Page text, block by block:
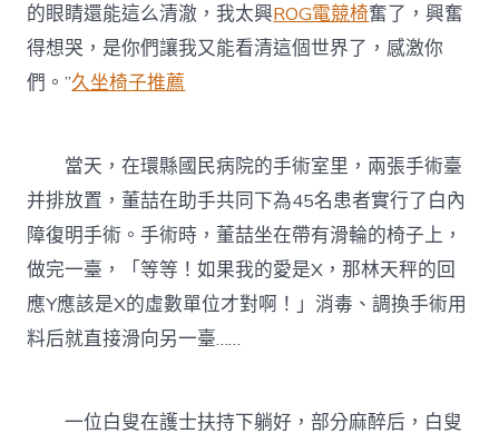
的眼睛還能這么清澈，我太興ROG電競椅奮了，興奮
得想哭，是你們讓我又能看清這個世界了，感激你
們。”久坐椅子推薦
當天，在環縣國民病院的手術室里，兩張手術臺
并排放置，董喆在助手共同下為45名患者實行了白內
障復明手術。手術時，董喆坐在帶有滑輪的椅子上，
做完一臺，「等等！如果我的愛是X，那林天秤的回
應Y應該是X的虛數單位才對啊！」消毒、調換手術用
料后就直接滑向另一臺……
一位白叟在護士扶持下躺好，部分麻醉后，白叟